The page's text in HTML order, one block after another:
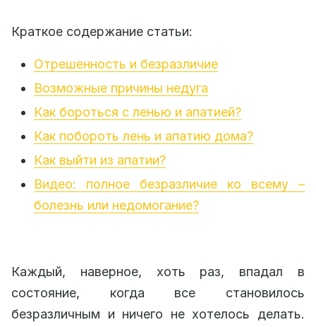
Краткое содержание статьи:
Отрешенность и безразличие
Возможные причины недуга
Как бороться с ленью и апатией?
Как побороть лень и апатию дома?
Как выйти из апатии?
Видео: полное безразличие ко всему –
болезнь или недомогание?
Каждый, наверное, хоть раз, впадал в
состояние, когда все становилось
безразличным и ничего не хотелось делать.